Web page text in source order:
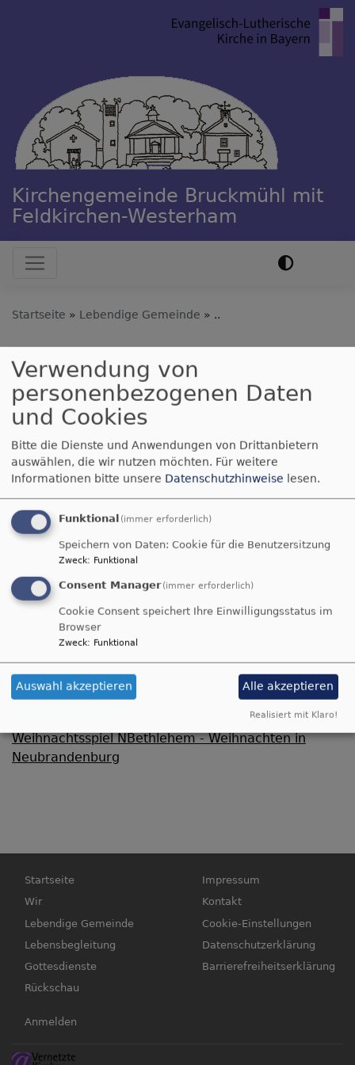
Kirchengemeinde Bruckmühl mit
Feldkirchen-Westerham
Hauptnavigation
Startseite Lebendige Gemeinde ..
..
Während der Corona-Zeit veröffentlichen wir Video-
Gottesdienste aus unseren Kirchen. Hierfinden Sie
die Links zu den bereits veröffentlichten Video-
beliebigen Zeiten und bis auf Weiteres aufrufen.
Gottesdienst aus der Johanneskirche Bruckmühl am
4. So. n. Trinitatis 2020 (2. August)sowie der
Predigttext
02.08.2020 – Pfarrer Andreas Strauß: "Ich bin
das Licht der Welt" (Joh. 9,1-7)
122.37 KB
Weihnachtsspiel NBethlehem - Weihnachten in
Neubrandenburg
Hauptnavigation
Startseite
Wir
Lebendige Gemeinde
Lebensbegleitung
Gottesdienste
Rückschau
Fußbereichsmenü
Impressum
Kontakt
Cookie-Einstellungen
Datenschutzerklärung
Barrierefreiheitserklärung
Benutzermenü
Anmelden
Verwendung von
personenbezogenen Daten
und Cookies
Bitte die Dienste und Anwendungen von Drittanbietern
auswählen, die wir nutzen möchten. Für weitere
Informationen bitte unsere Datenschutzhinweise lesen.
Funktional (immer erforderlich)
Speichern von Daten: Cookie für die Benutzersitzung
Zweck: Funktional
Consent Manager (immer erforderlich)
Cookie Consent speichert Ihre Einwilligungsstatus im
Browser
Zweck: Funktional
Auswahl akzeptieren Alle akzeptieren
Realisiert mit Klaro!